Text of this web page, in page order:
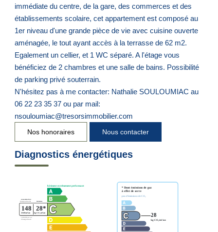
immédiate du centre, de la gare, des commerces et des
établissements scolaire, cet appartement est composé au
1er niveau d'une grande pièce de vie avec cuisine ouverte
aménagée, le tout ayant accès à la terrasse de 62 m2.
Egalement un cellier, et 1 WC séparé. A l'étage vous
bénéficiez de 2 chambres et une salle de bains. Possibilité
de parking privé souterrain.
N'hésitez pas à me contacter: Nathalie SOULOUMIAC au
06 22 23 35 37 ou par mail:
nsouloumiac@tresorsimmobilier.com
Nos honoraires Nous contacter
Diagnostics énergétiques